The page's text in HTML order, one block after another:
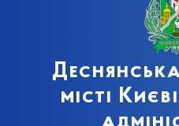
місті